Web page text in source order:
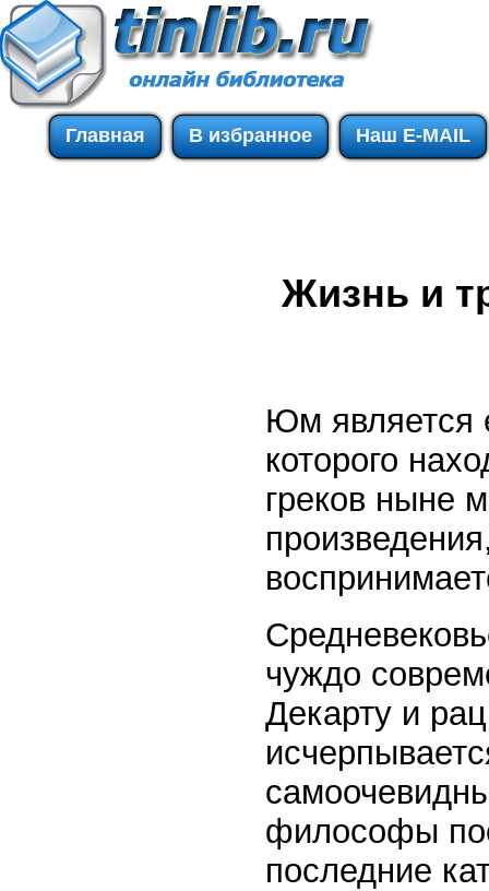
Главная В избранное Наш E-MAIL
Жизнь и
Юм является
которого
греков ныне
чуждо
Декарту и
философы
последние